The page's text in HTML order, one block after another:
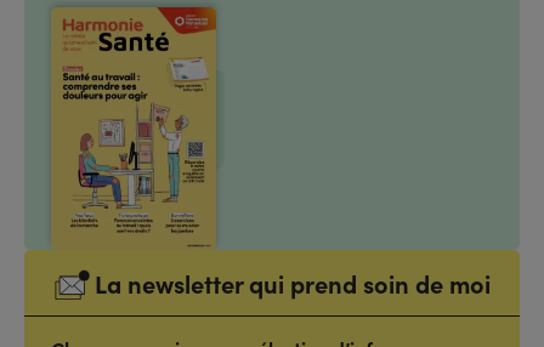
La newsletter qui prend soin de moi